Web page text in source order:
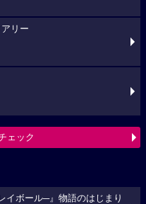
リー
ェック
イボール─』物語のはじまり